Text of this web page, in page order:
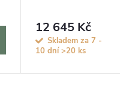
12 645 Kč
Skladem za 7 -
10 dní>20 ks